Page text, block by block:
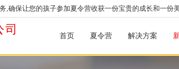
,确保让您的孩子参加夏令营收获一份宝贵的成长和一份
司 首页 夏令营 解决方案